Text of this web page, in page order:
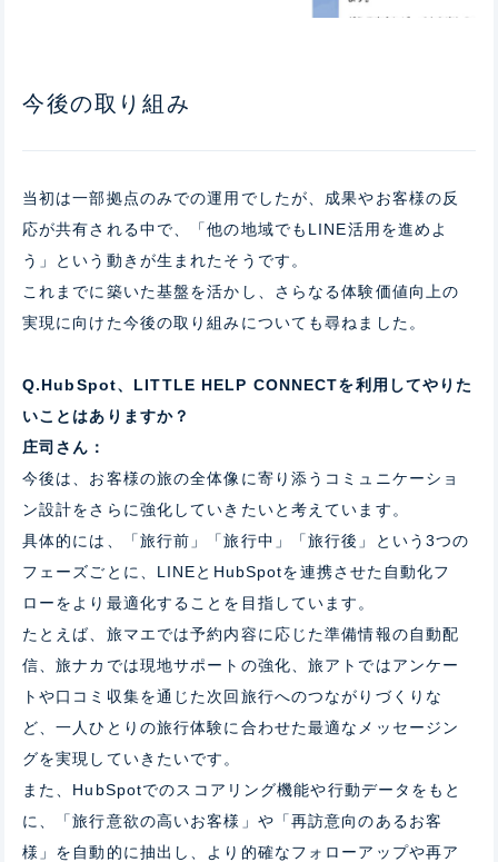
今後の取り組み
当初は一部拠点のみでの運用でしたが、成果やお客様の反
応が共有される中で、「他の地域でもLINE活用を進めよ
う」という動きが生まれたそうです。
これまでに築いた基盤を活かし、さらなる体験価値向上の
実現に向けた今後の取り組みについても尋ねました。
Q.HubSpot、LITTLE HELP CONNECTを利用してやりた
いことはありますか？
庄司さん：
今後は、お客様の旅の全体像に寄り添うコミュニケーショ
ン設計をさらに強化していきたいと考えています。
具体的には、「旅行前」「旅行中」「旅行後」という3つの
フェーズごとに、LINEとHubSpotを連携させた自動化フ
ローをより最適化することを目指しています。
たとえば、旅マエでは予約内容に応じた準備情報の自動配
信、旅ナカでは現地サポートの強化、旅アトではアンケー
トや口コミ収集を通じた次回旅行へのつながりづくりな
ど、一人ひとりの旅行体験に合わせた最適なメッセージン
グを実現していきたいです。
また、HubSpotでのスコアリング機能や行動データをもと
に、「旅行意欲の高いお客様」や「再訪意向のあるお客
様」を自動的に抽出し、より的確なフォローアップや再ア